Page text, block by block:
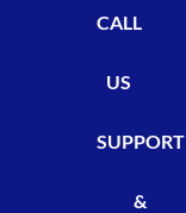
CALL
US
SUPPORT
&